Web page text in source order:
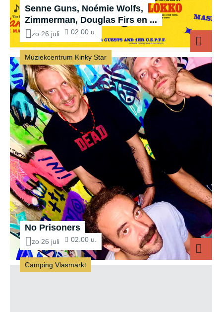
Senne Guns, Noémie Wolfs,
Zimmerman, Douglas Firs en ...
zo 26 juli 02.00 u.
No Prisoners
zo 26 juli 02.00 u.
Muziekcentrum Kinky Star
No Prisoners
Camping Vlasmarkt